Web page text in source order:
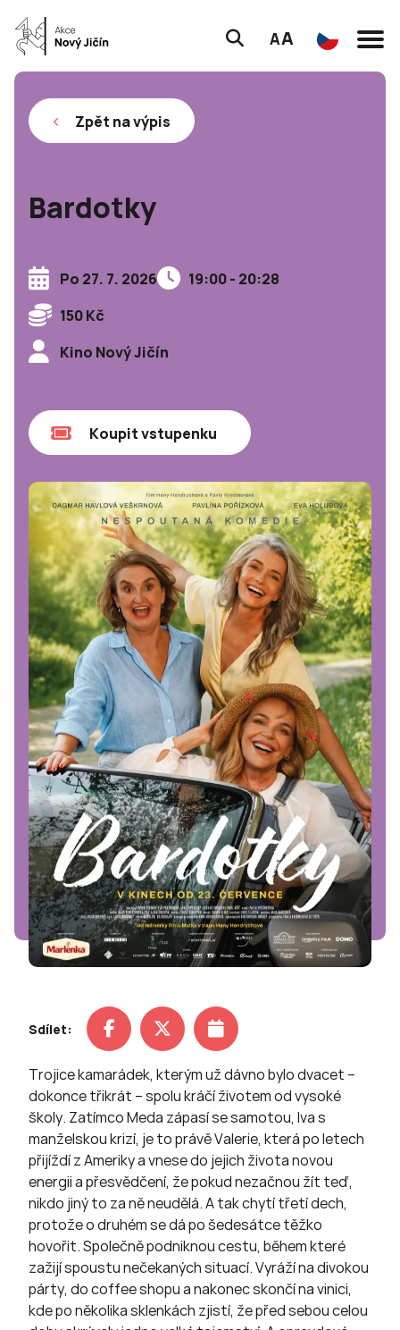
AA
Zpět na výpis
Bardotky
Po 27. 7. 2026
19:00 - 20:28
150 Kč
Kino Nový Jičín
Koupit vstupenku
Sdílet:
Trojice kamarádek, kterým už dávno bylo dvacet –
dokonce třikrát – spolu kráčí životem od vysoké
školy. Zatímco Meda zápasí se samotou, Iva s
manželskou krizí, je to právě Valerie, která po letech
přijíždí z Ameriky a vnese do jejich života novou
energii a přesvědčení, že pokud nezačnou žít teď,
nikdo jiný to za ně neudělá. A tak chytí třetí dech,
protože o druhém se dá po šedesátce těžko
hovořit. Společně podniknou cestu, během které
zažijí spoustu nečekaných situací. Vyráží na divokou
párty, do coffee shopu a nakonec skončí na vinici,
kde po několika sklenkách zjistí, že před sebou celou